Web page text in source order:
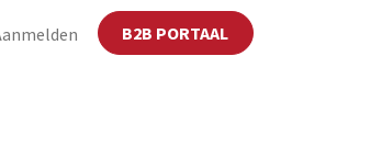
B2B PORTAAL